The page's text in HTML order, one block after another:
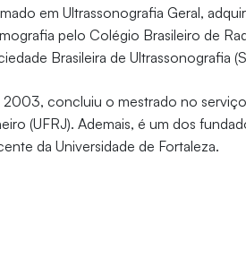
em Ultrassonografia Geral,
pelo Colégio Brasileiro de
Brasileira de Ultrassonografia
2003, concluiu o mestrado no
(UFRJ). Ademais, é um dos
da Universidade de Fortaleza.